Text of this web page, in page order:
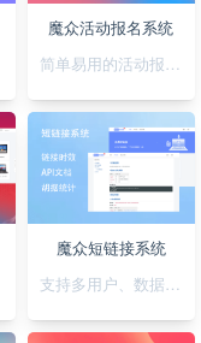
魔众活动报名系统
简单易用的活动报名系统
魔众短链接系统
支持多用户、数据统计、API对接的短链接系统